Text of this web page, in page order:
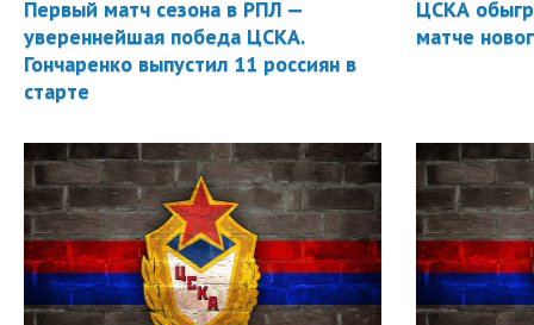
Первый матч сезона в РПЛ —
увереннейшая победа ЦСКА.
Гончаренко выпустил 11 россиян в
старте
ЦСКА
матче